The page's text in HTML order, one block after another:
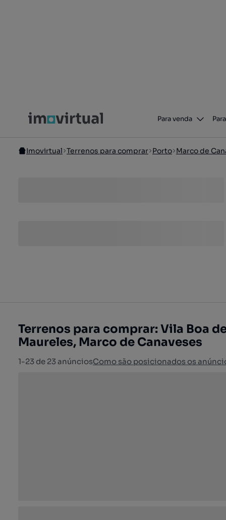
Para venda
Imovirtual Terrenos para comprar Porto Marco de
Terrenos para comprar: Vila Boa
Maureles, Marco de Canaveses
1-23 de 23 anúnciosComo são posicionados os